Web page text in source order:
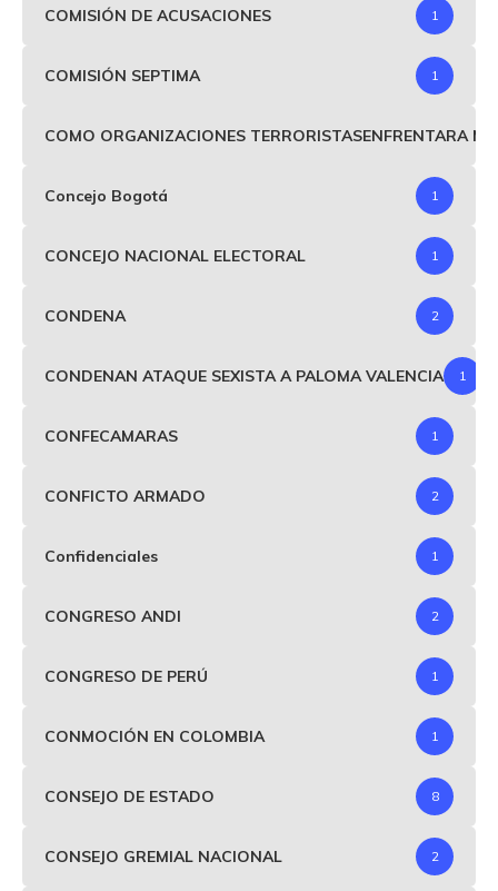
COMISIÓN DE ACUSACIONES 1
COMISIÓN SEPTIMA 1
COMO ORGANIZACIONES TERRORISTASENFRENTARA
Concejo Bogotá 1
CONCEJO NACIONAL ELECTORAL 1
CONDENA 2
CONDENAN ATAQUE SEXISTA A PALOMA VALENCIA 1
CONFECAMARAS 1
CONFICTO ARMADO 2
Confidenciales 1
CONGRESO ANDI 2
CONGRESO DE PERÚ 1
CONMOCIÓN EN COLOMBIA 1
CONSEJO DE ESTADO 8
CONSEJO GREMIAL NACIONAL 2